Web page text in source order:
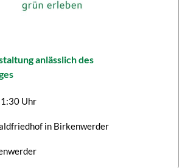
anlässlich des
Uhr
in Birkenwerder